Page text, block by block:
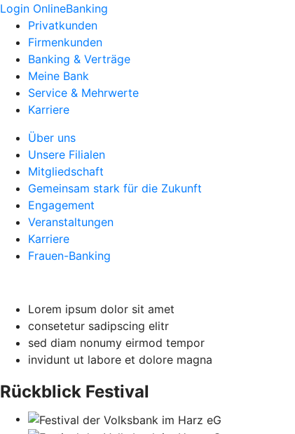
Login OnlineBanking
Privatkunden
Firmenkunden
Banking & Verträge
Meine Bank
Service & Mehrwerte
Karriere
Über uns
Unsere Filialen
Mitgliedschaft
Gemeinsam stark für die Zukunft
Engagement
Veranstaltungen
Karriere
Frauen-Banking
Lorem ipsum dolor sit amet
consetetur sadipscing elitr
sed diam nonumy eirmod tempor
invidunt ut labore et dolore magna
Rückblick Festival